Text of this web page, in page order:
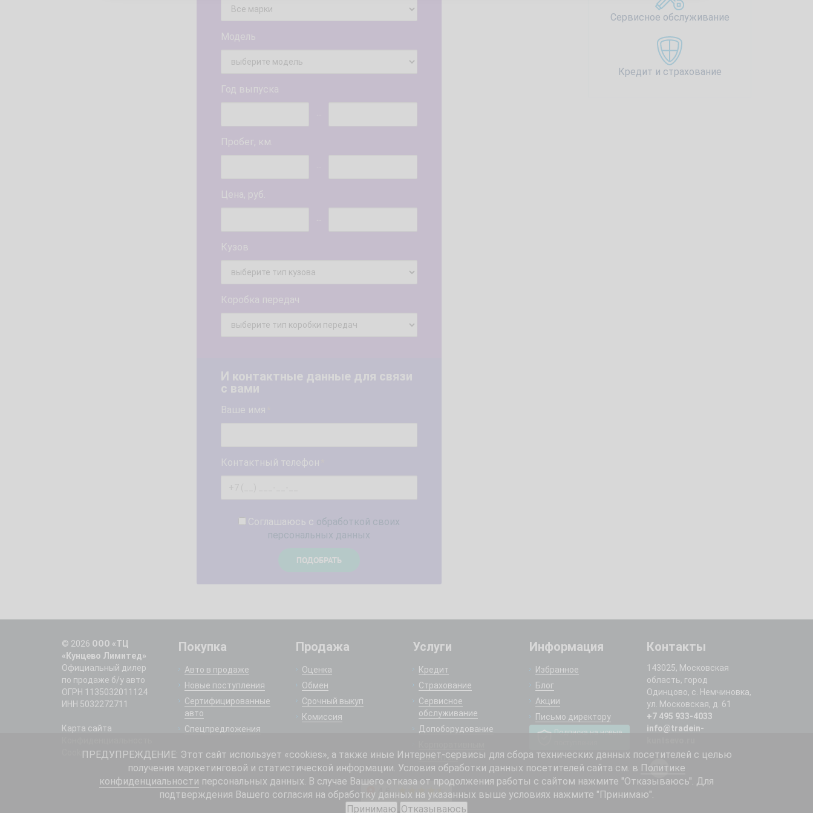
Сервисное обслуживание
Кредит и страхование
Модель
Год выпуска
...
Пробег, км.
...
Цена, руб.
...
Кузов
Коробка передач
И контактные данные для связи
с вами
Ваше имя
Контактный телефон
Соглашаюсь с обработкой своих
персональных данных
© 2026 ООО «ТЦ
«Кунцево Лимитед»
Официальный дилер
по продаже б/у авто
ОГРН 1135032011124
ИНН 5032272711
Карта сайта
Cookie
Покупка
Авто в продаже
Новые поступления
Сертифицированные
авто
Спецпредложения
Продажа
Оценка
Обмен
Срочный выкуп
Комиссия
Услуги
Кредит
Страхование
Сервисное
обслуживание
Допоборудование
клиентам
Информация
Избранное
Блог
Акции
Письмо директору
Подписка на новые
Контакты
143025, Московская
область, город
Одинцово, с. Немчиновка,
ул. Московская, д. 61
+7 495 933-4033
info@tradein-
ПРЕДУПРЕЖДЕНИЕ: Этот сайт использует «cookies», а также иные Интернет-сервисы для сбора технических данных посетителей с целью
получения маркетинговой и статистической информации. Условия обработки данных посетителей сайта см. в Политике
конфиденциальности персональных данных. В случае Вашего отказа от продолжения работы с сайтом нажмите "Отказываюсь". Для
подтверждения Вашего согласия на обработку данных на указанных выше условиях нажмите "Принимаю".
Принимаю Отказываюсь